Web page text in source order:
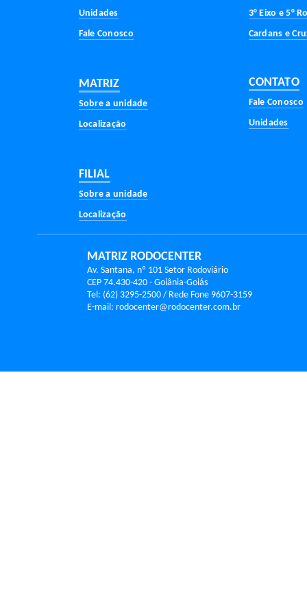
MATRIZ RODOCENTER
Av. Santana, nº 101 Setor Rodoviário
CEP 74.430-420 - Goiânia-Goiás
Tel: (62) 3295-2500 / Rede Fone 9607-3159
E-mail: rodocenter@rodocenter.com.br